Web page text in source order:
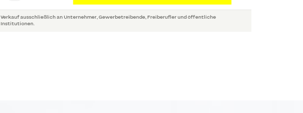
Verkauf ausschließlich an Unternehmer, Gewerbetreibende, Freiberufler und öffentliche
Institutionen.